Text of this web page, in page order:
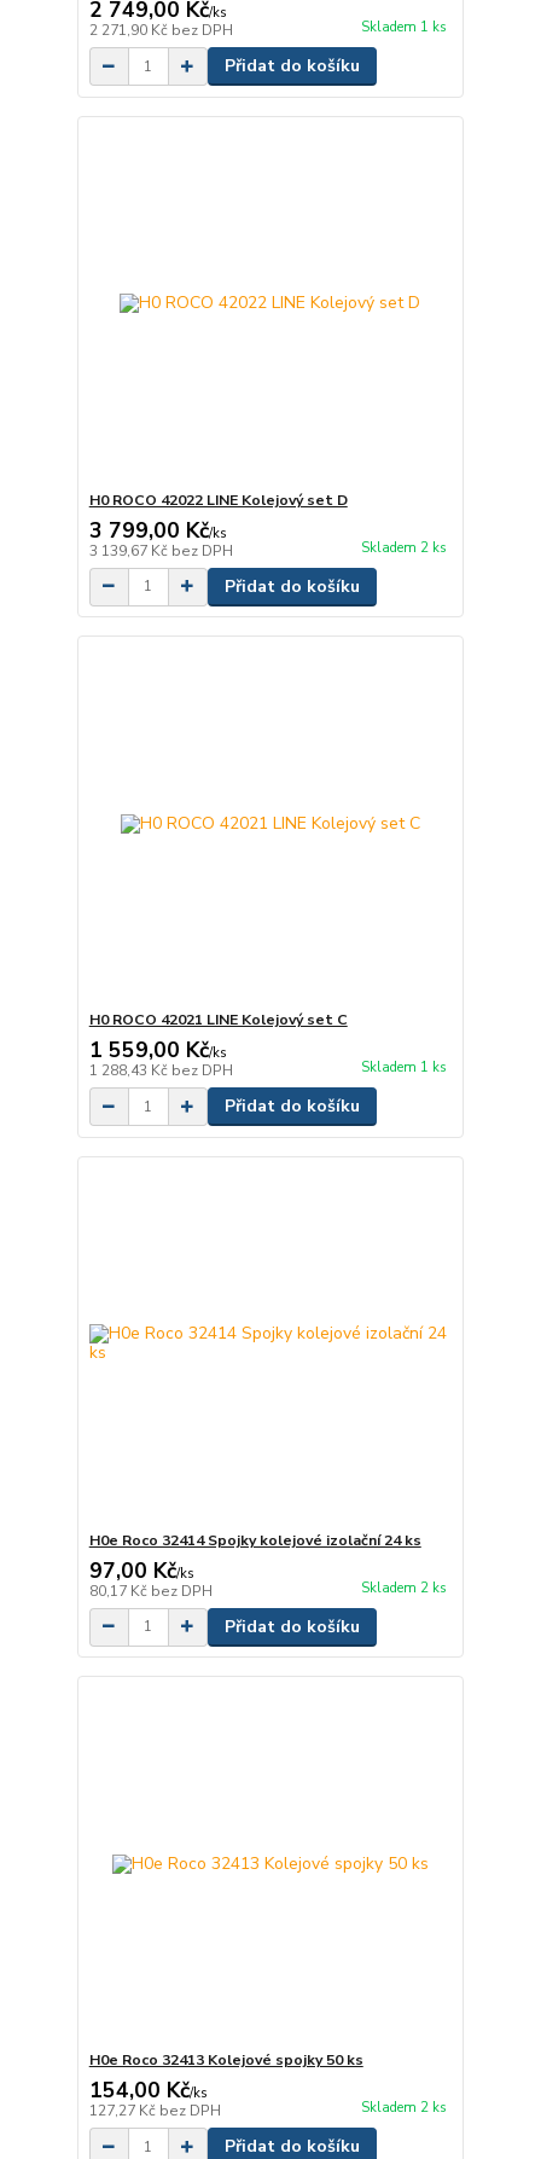
2 749,00 Kč/ks
2 271,90 Kč bez DPH Skladem 1 ks
Přidat do košíku
H0 ROCO 42022 LINE Kolejový set D
3 799,00 Kč/ks
3 139,67 Kč bez DPH Skladem 2 ks
Přidat do košíku
H0 ROCO 42021 LINE Kolejový set C
1 559,00 Kč/ks
1 288,43 Kč bez DPH Skladem 1 ks
Přidat do košíku
H0e Roco 32414 Spojky kolejové izolační 24 ks
97,00 Kč/ks
80,17 Kč bez DPH Skladem 2 ks
Přidat do košíku
H0e Roco 32413 Kolejové spojky 50 ks
154,00 Kč/ks
127,27 Kč bez DPH Skladem 2 ks
Přidat do košíku